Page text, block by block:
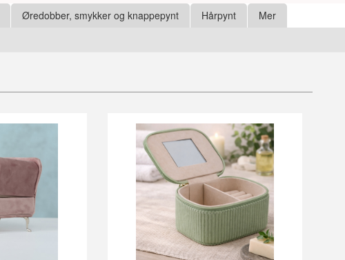
Øredobber, smykker og knappepynt Hårpynt Mer